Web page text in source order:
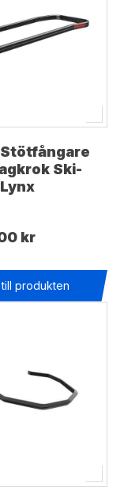
Ski-
kr
till produkten